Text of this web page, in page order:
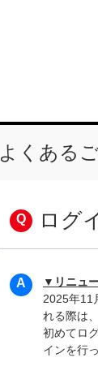
よくある
ログ
▼リニュ
2025年11
れる際は
初めてロ
インを行